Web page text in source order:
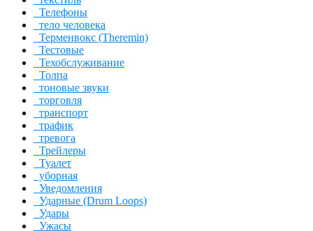
Телефоны
тело человека
Терменвокс (Theremin)
Тестовые
Техобслуживание
Толпа
тоновые звуки
торговля
транспорт
трафик
тревога
Трейлеры
Туалет
уборная
Уведомления
Ударные (Drum Loops)
Удары
Ужасы